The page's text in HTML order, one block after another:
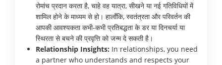
रोमांच प्रदान करता है, चाहे वह यात्रा, सीखने या नई गतिविधियों में
शामिल होने के माध्यम से हो। हालाँकि, स्वतंत्रता और परिवर्तन की
आपकी आवश्यकता कभी-कभी प्रतिबद्धता के डर या दिनचर्या या
स्थिरता से बचने की प्रवृत्ति को जन्म दे सकती है।
Relationship Insights: In relationships, you need
a partner who understands and respects your